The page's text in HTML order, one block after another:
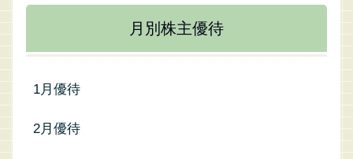
月別株主優待
1月優待
2月優待